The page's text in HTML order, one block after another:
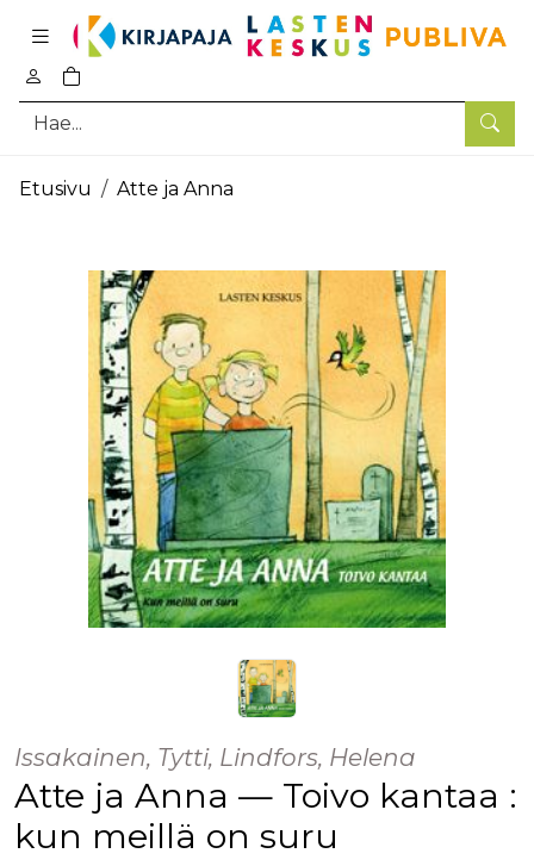
Hae
0
tuotetta ostoskorissa
Pääsisältö
Etusivu Atte ja Anna
Issakainen, Tytti, Lindfors, Helena
Atte ja Anna — Toivo kantaa :
kun meillä on suru